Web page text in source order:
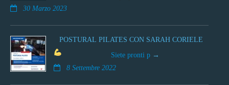
30 Marzo 2023
POSTURAL PILATES CON SARAH CORIELE
Siete pronti p
8 Settembre 2022